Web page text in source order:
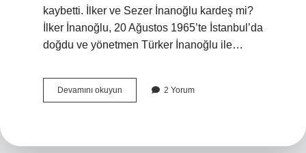
kaybetti. İlker ve Sezer İnanoğlu kardeş mi?
İlker İnanoğlu, 20 Ağustos 1965’te İstanbul’da
doğdu ve yönetmen Türker İnanoğlu ile…
Devamını okuyun Sezercigin
Annesi
2 Yorum